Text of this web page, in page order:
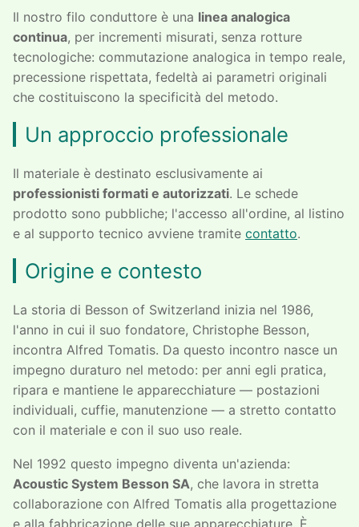
Il nostro filo conduttore è una linea analogica
continua, per incrementi misurati, senza rotture
tecnologiche: commutazione analogica in tempo reale,
precessione rispettata, fedeltà ai parametri originali
che costituiscono la specificità del metodo.
Un approccio professionale
Il materiale è destinato esclusivamente ai
professionisti formati e autorizzati. Le schede
prodotto sono pubbliche; l'accesso all'ordine, al listino
e al supporto tecnico avviene tramite contatto.
Origine e contesto
La storia di Besson of Switzerland inizia nel 1986,
l'anno in cui il suo fondatore, Christophe Besson,
incontra Alfred Tomatis. Da questo incontro nasce un
impegno duraturo nel metodo: per anni egli pratica,
ripara e mantiene le apparecchiature — postazioni
individuali, cuffie, manutenzione — a stretto contatto
con il materiale e con il suo uso reale.
Nel 1992 questo impegno diventa un'azienda:
Acoustic System Besson SA, che lavora in stretta
collaborazione con Alfred Tomatis alla progettazione